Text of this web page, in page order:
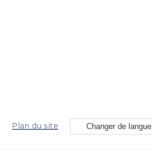
Plan du site Changer de langue